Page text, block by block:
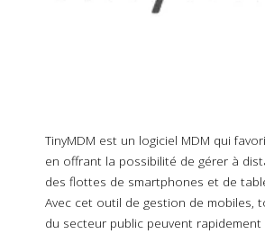
TinyMDM est un logiciel MDM qui
en offrant la possibilité de gérer à
des flottes de smartphones et de
Avec cet outil de gestion de mobiles,
du secteur public peuvent